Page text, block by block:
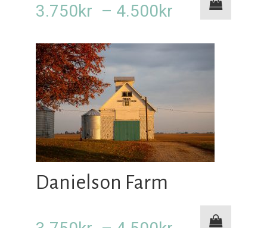
3.750kr – 4.500kr
Prisområde:
til
Danielson Farm